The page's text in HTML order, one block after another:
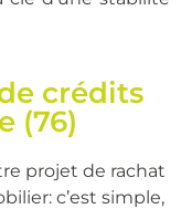
crédits
(76)
projet de rachat
c’est simple,